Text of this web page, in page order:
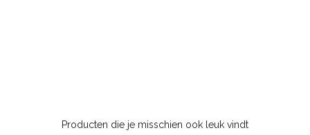
Producten die je misschien ook leuk vindt